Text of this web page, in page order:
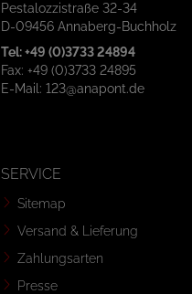
Pestalozzistraße 32-34
D-09456 Annaberg-Buchholz
Tel: +49 (0)3733 24894
Fax: +49 (0)3733 24895
E-Mail: 123@anapont.de
SERVICE
Sitemap
Versand & Lieferung
Zahlungsarten
Presse